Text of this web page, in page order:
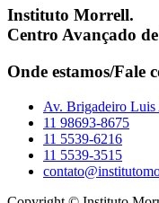
Instituto Morrell.
Centro Avançado
Onde estamos/Fale
Av. Brigadeiro Luis
11 98693-8675
11 5539-6216
11 5539-3515